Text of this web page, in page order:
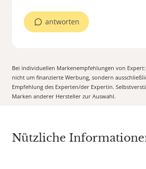
antworten
Bei individuellen Markenempfehlungen von
nicht um finanzierte Werbung, sondern
Empfehlung des Experten/der Expertin.
Marken anderer Hersteller zur Auswahl.
Nützliche